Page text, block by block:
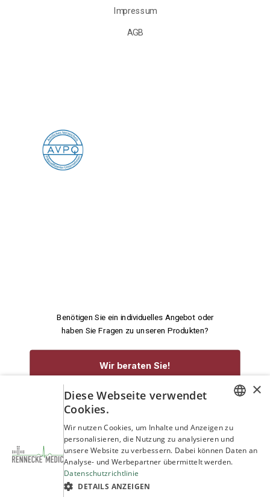
Impressum
AGB
Benötigen Sie ein individuelles Angebot oder
haben Sie Fragen zu unseren Produkten?
Wir beraten Sie!
service@rennecke-medic.com +49 1573 933272
ENGLISH
×
Diese Webseite verwendet
Cookies.
Wir nutzen Cookies, um Inhalte und Anzeigen zu
personalisieren, die Nutzung zu analysieren und
unsere Website zu verbessern. Dabei können Daten an
Analyse- und Werbepartner übermittelt werden.
Datenschutzrichtlinie
DETAILS ANZEIGEN